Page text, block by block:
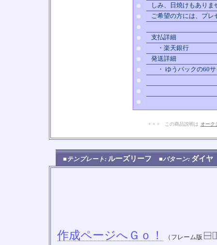
● しみ、日焼けもありま
● ご希望の方には、プレ
●
●
支払詳細
● ・楽天銀行
● 発送詳細
● ・ ゆうパックの60
●
●
●
+ + + この商品説明は オーク
■テンプレート: ルーズリーフ ■パターン: ダイ
作成ページへＧｏ！ （フレーム版